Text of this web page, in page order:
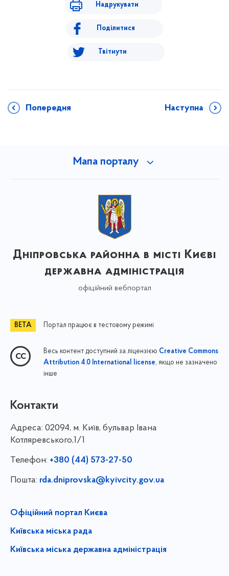
Надрукувати
Поділитися
Твітнути
Попередня Наступна
Мапа порталу
Дніпровська районна в місті Києві
державна адміністрація
офіційний вебпортал
Портал працює в тестовому режимі
Весь контент доступний за ліцензією Creative Commons
Attribution 4.0 International license, якщо не зазначено
інше
Контакти
Адреса: 02094, м. Київ, бульвар Івана
Котляревського,1/1
Телефон: +380 (44) 573-27-50
Пошта: rda.dniprovska@kyivcity.gov.ua
Офіційний портал Києва
Київська міська рада
Київська міська державна адміністрація